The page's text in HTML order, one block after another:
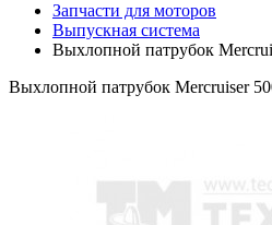
Запчасти для моторов
Выпускная система
Выхлопной патрубок
Выхлопной патрубок Mercruiser